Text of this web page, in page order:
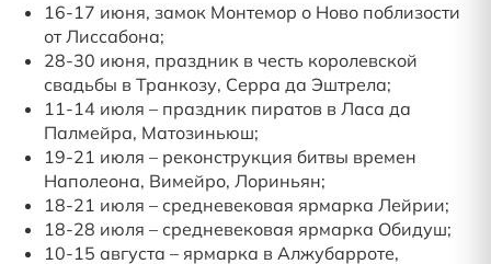
16-17 июня, замок Монтемор о Ново поблизости
от Лиссабона;
28-30 июня, праздник в честь королевской
свадьбы в Транкозу, Серра да Эштрела;
11-14 июля – праздник пиратов в Ласа да
Палмейра, Матозиньюш;
19-21 июля – реконструкция битвы времен
Наполеона, Вимейро, Лориньян;
18-21 июля – средневековая ярмарка Лейрии;
18-28 июля – средневековая ярмарка Обидуш;
10-15 августа – ярмарка в Алжубарроте,